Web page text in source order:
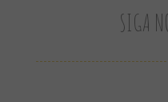
SIGA